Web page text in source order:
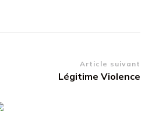
Article suivant
Légitime Violence